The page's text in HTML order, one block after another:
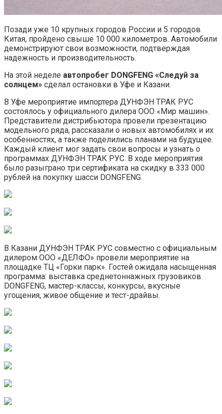
Позади уже 10 крупных городов России и 5 городов
Китая, пройдено свыше 10 000 километров. Автомобили
демонстрируют свои возможности, подтверждая
надежность и производительность.
На этой неделе автопробег DONGFENG «Следуй за
солнцем» сделал остановки в Уфе и Казани.
В Уфе мероприятие импортера ДУНФЭН ТРАК РУС
состоялось у официального дилера ООО «Мир машин».
Представители дистрибьютора провели презентацию
модельного ряда, рассказали о новых автомобилях и их
особенностях, а также поделились планами на будущее.
Каждый клиент мог задать свои вопросы и узнать о
программах ДУНФЭН ТРАК РУС. В ходе мероприятия
было разыграно три сертификата на скидку в 333 000
рублей на покупку шасси DONGFENG.
В Казани ДУНФЭН ТРАК РУС совместно с официальным
дилером ООО «ДЕЛФО» провели мероприятие на
площадке ТЦ «Горки парк». Гостей ожидала насыщенная
программа: выставка среднетоннажных грузовиков
DONGFENG, мастер-классы, конкурсы, вкусные
угощения, живое общение и тест-драйвы.